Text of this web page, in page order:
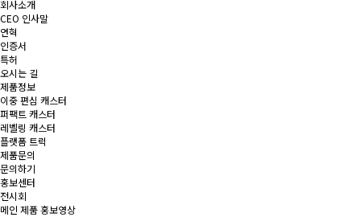
회사소개
CEO 인사말
연혁
인증서
특허
오시는 길
제품정보
이중 편심 캐스터
퍼팩트 캐스터
레벨링 캐스터
플랫폼 트럭
제품문의
문의하기
홍보센터
전시회
메인 제품 홍보영상